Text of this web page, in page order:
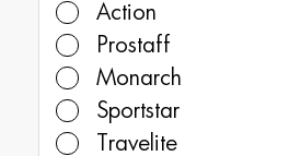
Action
Prostaff
Monarch
Sportstar
Travelite